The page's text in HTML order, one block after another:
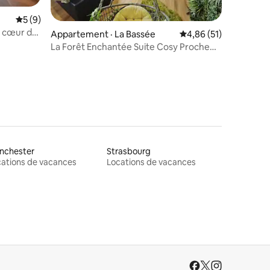
Note moyenne de 5 sur 5, 9 commentaires
5 (9)
cœur de
Appartement · La Bassée Note moyenne de
4,86 (51)
La Forêt Enchantée Suite Cosy Proche
de vacances
Strasbourg
Locations de vacances